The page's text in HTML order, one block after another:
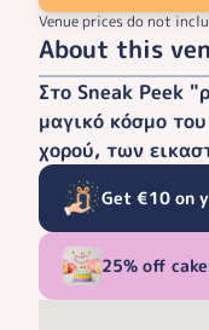
Venue prices do not
About this
Στο Sneak Peek
μαγικό κόσμο
χορού, των
Get €10 on
25% off